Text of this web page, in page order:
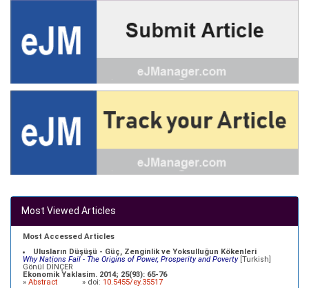
Most Viewed Articles
Most Accessed Articles
Ulusların Düşüşü - Güç, Zenginlik ve Yoksulluğun Kökenleri
Why Nations Fail - The Origins of Power, Prosperity and Poverty[Turkish]
Gönül DİNÇER
Ekonomik Yaklasim. 2014; 25(93): 65-76
» Abstract » doi: 10.5455/ey.35517